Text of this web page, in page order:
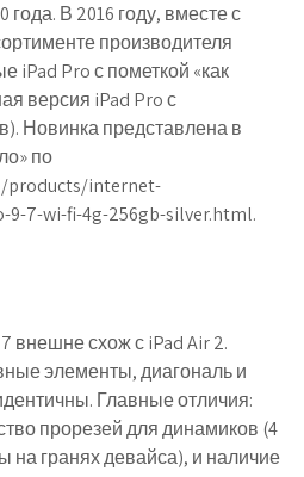
В 2016 году, вместе с
производителя
iPad Pro с пометкой «как
версия iPad Pro с
Новинка представлена в
по
products/internet-
7-wi-fi-4g-256gb-silver.html.
внешне схож с iPad Air 2.
элементы, диагональ и
Главные отличия:
прорезей для динамиков (4
гранях девайса), и наличие